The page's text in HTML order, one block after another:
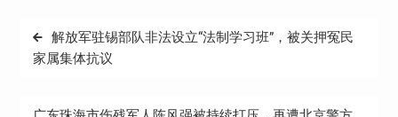
文
章
航
解放军驻锡部队非法设立“法制学习班”，被关押冤民
家属集体抗议